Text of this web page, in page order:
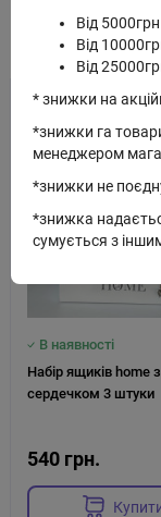
Рекомендовані
В наявності
Набір ящиків home з
сердечком 3 штуки
540 грн.
Від
Від
Від
* знижки на
*знижки га
менеджером
*знижки не
*знижка
сумується з